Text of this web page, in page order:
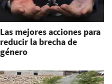
Las mejores acciones para
reducir la brecha de
género